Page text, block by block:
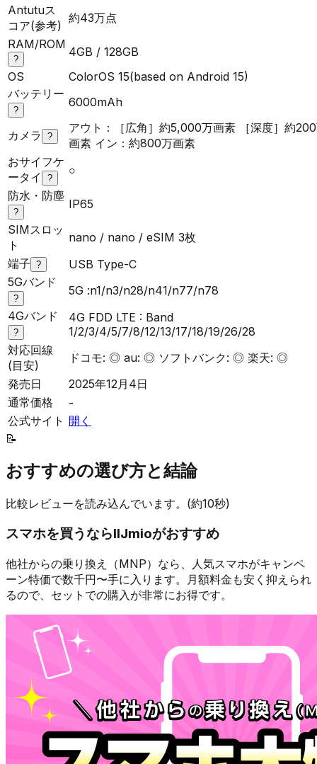
Antutuス
コア(参考)
約43万点
RAM/ROM
?
4GB / 128GB
OS
ColorOS 15(based on Android 15)
バッテリー
?
6000mAh
カメラ ?
アウト：［広角］約5,000万画素 ［深度］約
画素 イン：約800万画素
おサイフケ
ータイ
?
○
防水・防塵
?
IP65
SIMスロッ
ト
nano / nano / eSIM 3枚
端子 ?
USB Type-C
5Gバンド
?
5G :n1/n3/n28/n41/n77/n78
4Gバンド
?
4G FDD LTE : Band
1/2/3/4/5/7/8/12/13/17/18/19/26/28
対応回線
(目安)
ドコモ: ◎ au: ◎ ソフトバンク: ◎ 楽天: ◎
発売日
2025年12月4日
通常価格
-
公式サイト 開く
📝
おすすめの選び方と結論
比較レビューを読み込んでいます。(約10秒)
スマホを買うならIIJmioがおすすめ
他社からの乗り換え（MNP）なら、人気スマホがキャンペ
ーン特価で数千円〜手に入ります。月額料金も安く抑えられ
るので、セットでの購入が非常にお得です。